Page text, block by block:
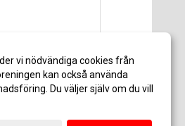
vi nödvändiga cookies från
kan också använda
Du väljer själv om du vill